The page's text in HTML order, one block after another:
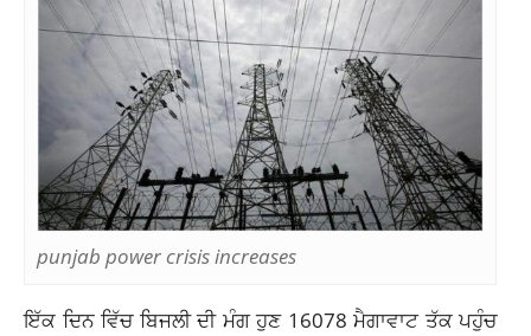
punjab power crisis increases
ਇੱਕ ਦਿਨ ਵਿੱਚ ਬਿਜਲੀ ਦੀ ਮੰਗ ਹੁਣ 16078 ਮੈਗਾਵਾਟ ਤੱਕ ਪਹੁੰਚ